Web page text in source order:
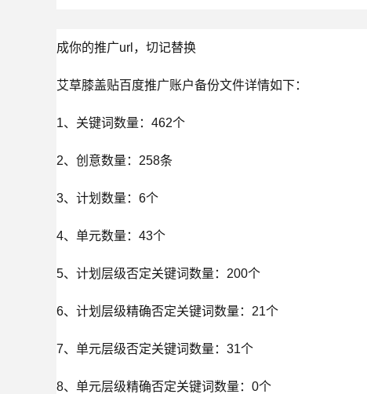
成你的推广url，切记替换
艾草膝盖贴百度推广账户备份文件详情如下：
1、关键词数量：462个
2、创意数量：258条
3、计划数量：6个
4、单元数量：43个
5、计划层级否定关键词数量：200个
6、计划层级精确否定关键词数量：21个
7、单元层级否定关键词数量：31个
8、单元层级精确否定关键词数量：0个